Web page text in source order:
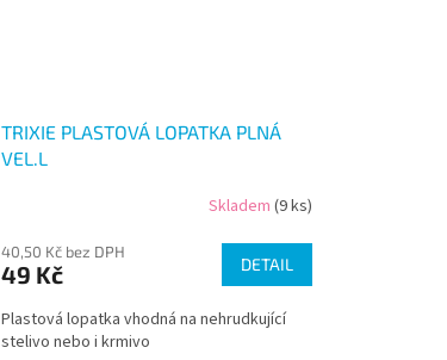
TRIXIE PLASTOVÁ LOPATKA PLNÁ
VEL.L
Skladem (9 ks)
40,50 Kč bez DPH
49 Kč DETAIL
Plastová lopatka vhodná na nehrudkující
stelivo nebo i krmivo